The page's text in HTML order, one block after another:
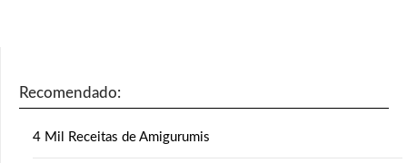
Recomendado:
4 Mil Receitas de Amigurumis